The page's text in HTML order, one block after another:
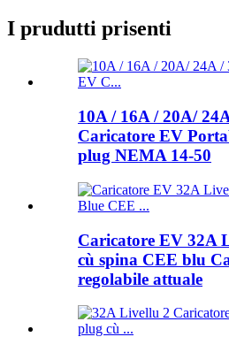
I prudutti prisenti
10A / 16A / 20A/
Caricatore EV
plug NEMA 14-50
Caricatore EV 32A
cù spina CEE blu
regolabile attuale